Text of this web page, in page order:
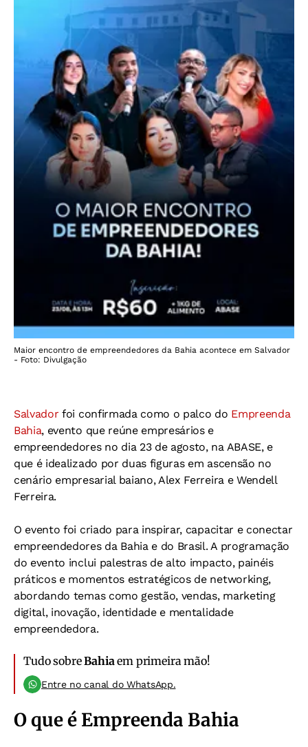
Maior encontro de empreendedores da Bahia acontece em Salvador
- Foto: Divulgação
Salvadorfoi confirmada como o palco do Empreenda
Bahia, evento que reúne empresários e
empreendedores no dia 23 de agosto, na ABASE, e
que é idealizado por duas figuras em ascensão no
cenário empresarial baiano, Alex Ferreira e Wendell
Ferreira.
O evento foi criado para inspirar, capacitar e conectar
empreendedores da Bahia e do Brasil. A programação
do evento inclui palestras de alto impacto, painéis
práticos e momentos estratégicos de networking,
abordando temas como gestão, vendas, marketing
digital, inovação, identidade e mentalidade
empreendedora.
Tudo sobreBahiaem primeira mão!
Entre no canal do WhatsApp.
O que é Empreenda Bahia